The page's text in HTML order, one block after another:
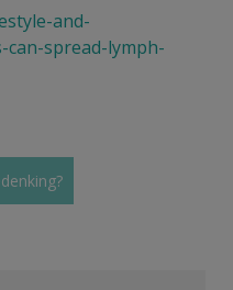
and-
spread-lymph-